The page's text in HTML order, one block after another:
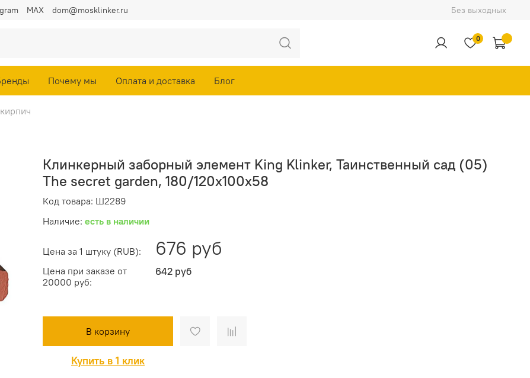
Без выходных
MAX dom@mosklinker.ru
0
Почему мы Оплата и доставка Блог
Клинкерный заборный элемент King Klinker, Таинственный сад (05)
The secret garden, 180/120x100x58
Код товара: Ш2289
Наличие: есть в наличии
Цена за 1 штуку (RUB): 676 руб
Цена при заказе от
20000 руб:
642 руб
В корзину
Купить в 1 клик